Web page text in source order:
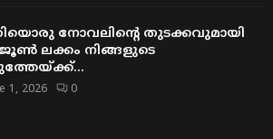
നോവലിന്റെ തുടക്കവുമായി
ലക്കം നിങ്ങളുടെ
1, 2026 0